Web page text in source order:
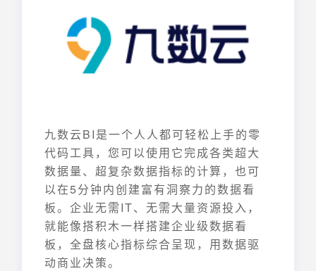
九数云BI是一个人人都可轻松上手的零
代码工具，您可以使用它完成各类超大
数据量、超复杂数据指标的计算，也可
以在5分钟内创建富有洞察力的数据看
板。企业无需IT、无需大量资源投入，
就能像搭积木一样搭建企业级数据看
板，全盘核心指标综合呈现，用数据驱
动商业决策。